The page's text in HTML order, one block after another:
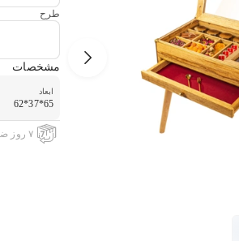
طرح
مشخصات
ابعاد
65*37*62
۷ روز ضمانت بازگشت کالا